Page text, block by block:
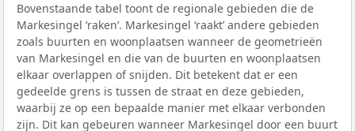
Bovenstaande tabel toont de regionale gebieden die de
Markesingel ‘raken’. Markesingel ‘raakt’ andere gebieden
zoals buurten en woonplaatsen wanneer de geometrieën
van Markesingel en die van de buurten en woonplaatsen
elkaar overlappen of snijden. Dit betekent dat er een
gedeelde grens is tussen de straat en deze gebieden,
waarbij ze op een bepaalde manier met elkaar verbonden
zijn. Dit kan gebeuren wanneer Markesingel door een buurt